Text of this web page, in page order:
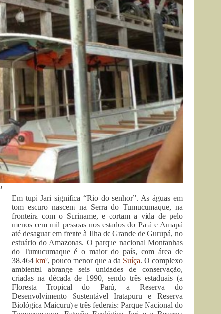
Em tupi Jari significa “Rio do senhor”. As águas em
tom escuro nascem na Serra do Tumucumaque, na
fronteira com o Suriname, e cortam a vida de pelo
menos cem mil pessoas nos estados do Pará e Amapá
até desaguar em frente à Ilha de Grande de Gurupá, no
estuário do Amazonas. O parque nacional Montanhas
do Tumucumaque é o maior do país, com área de
38.464km², pouco menor que a da Suíça. O complexo
ambiental abrange seis unidades de conservação,
criadas na década de 1990, sendo três estaduais (a
Floresta Tropical do Parú, a Reserva do
Desenvolvimento Sustentável Iratapuru e Reserva
Biológica Maicuru) e três federais: Parque Nacional do